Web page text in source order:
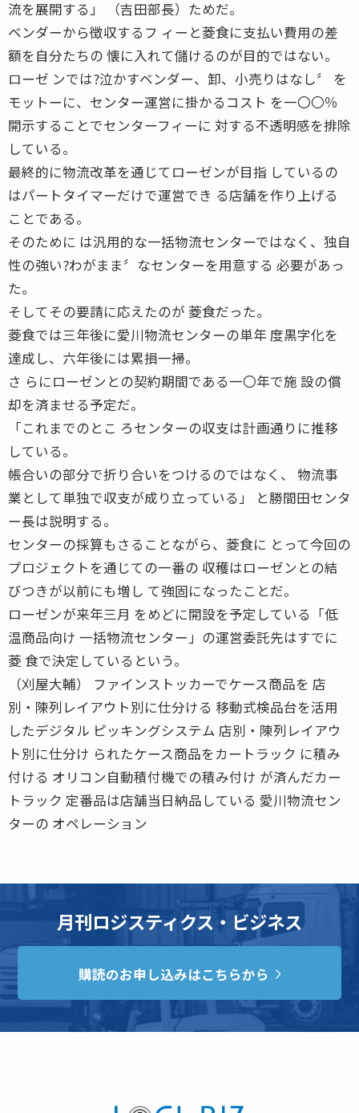
流を展開する」 （吉田部長）ためだ。
ベンダーから徴収するフ ィーと菱食に支払い費用の差
額を自分たちの 懐に入れて儲けるのが目的ではない。
ローゼ ンでは?泣かすベンダー、卸、小売りはなし〞 を
モットーに、センター運営に掛かるコスト を一〇〇％
開示することでセンターフィーに 対する不透明感を排除
している。
最終的に物流改革を通じてローゼンが目指 しているの
はパートタイマーだけで運営でき る店舗を作り上げる
ことである。
そのために は汎用的な一括物流センターではなく、独自
性の強い?わがまま〞なセンターを用意する 必要があっ
た。
そしてその要請に応えたのが 菱食だった。
菱食では三年後に愛川物流センターの単年 度黒字化を
達成し、六年後には累損一掃。
さ らにローゼンとの契約期間である一〇年で施 設の償
却を済ませる予定だ。
「これまでのとこ ろセンターの収支は計画通りに推移
している。
帳合いの部分で折り合いをつけるのではなく、 物流事
業として単独で収支が成り立っている」 と勝間田センタ
ー長は説明する。
センターの採算もさることながら、菱食に とって今回の
プロジェクトを通じての一番の 収穫はローゼンとの結
びつきが以前にも増し て強固になったことだ。
ローゼンが来年三月 をめどに開設を予定している「低
温商品向け 一括物流センター」の運営委託先はすでに
菱 食で決定しているという。
（刈屋大輔） ファインストッカーでケース商品を 店
別・陳列レイアウト別に仕分ける 移動式検品台を活用
したデジタル ピッキングシステム 店別・陳列レイアウ
ト別に仕分け られたケース商品をカートラック に積み
付ける オリコン自動積付機での積み付け が済んだカー
トラック 定番品は店舗当日納品している 愛川物流セン
ターの オペレーション
月刊ロジスティクス・ビジネス
購読のお申し込みはこちらから